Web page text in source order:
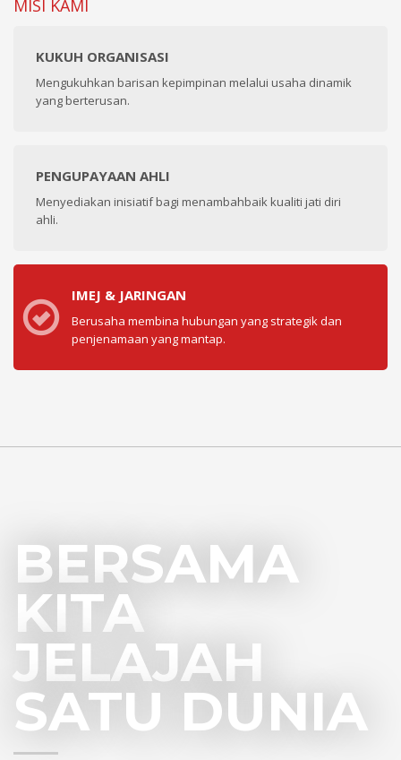
MISI KAMI
KUKUH ORGANISASI
Mengukuhkan barisan kepimpinan melalui usaha dinamik
yang berterusan.
PENGUPAYAAN AHLI
Menyediakan inisiatif bagi menambahbaik kualiti jati diri
ahli.
IMEJ & JARINGAN
Berusaha membina hubungan yang strategik dan
penjenamaan yang mantap.
BERSAMA
KITA
JELAJAH
SATU DUNIA